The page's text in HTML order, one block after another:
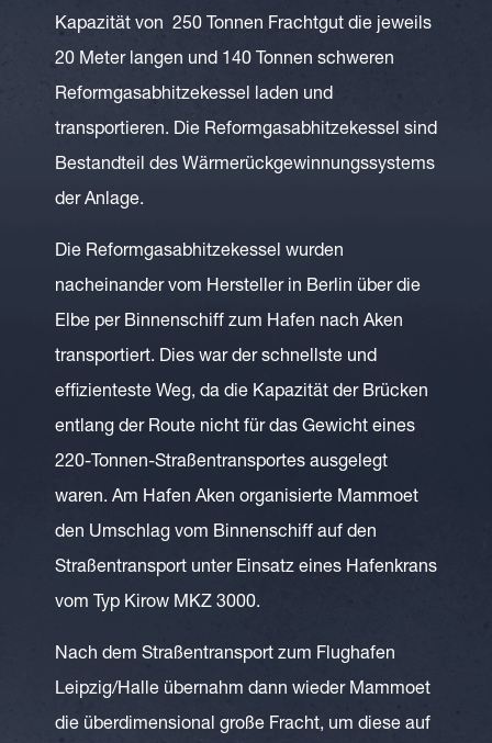
Kapazität von 250 Tonnen Frachtgut die jeweils
20 Meter langen und 140 Tonnen schweren
Reformgasabhitzekessel laden und
transportieren. Die Reformgasabhitzekessel sind
Bestandteil des Wärmerückgewinnungssystems
der Anlage.
Die Reformgasabhitzekessel wurden
nacheinander vom Hersteller in Berlin über die
Elbe per Binnenschiff zum Hafen nach Aken
transportiert. Dies war der schnellste und
effizienteste Weg, da die Kapazität der Brücken
entlang der Route nicht für das Gewicht eines
220-Tonnen-Straßentransportes ausgelegt
waren. Am Hafen Aken organisierte Mammoet
den Umschlag vom Binnenschiff auf den
Straßentransport unter Einsatz eines Hafenkrans
vom Typ Kirow MKZ 3000.
Nach dem Straßentransport zum Flughafen
Leipzig/Halle übernahm dann wieder Mammoet
die überdimensional große Fracht, um diese auf